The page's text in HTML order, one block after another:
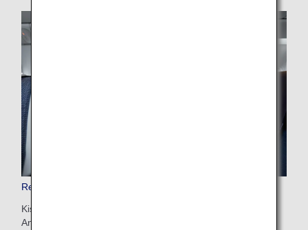
Reiseaccessoires in der Premium Economy Class
Kissen, Decken, Augenmasken, Ohrenstöpsel und andere
Annehmlichkeiten sorgen für noch mehr Komfort auf